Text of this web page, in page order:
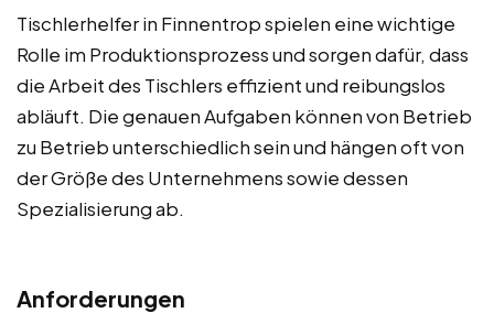
Tischlerhelfer in Finnentrop spielen eine wichtige
Rolle im Produktionsprozess und sorgen dafür, dass
die Arbeit des Tischlers effizient und reibungslos
abläuft. Die genauen Aufgaben können von Betrieb
zu Betrieb unterschiedlich sein und hängen oft von
der Größe des Unternehmens sowie dessen
Spezialisierung ab.
Anforderungen